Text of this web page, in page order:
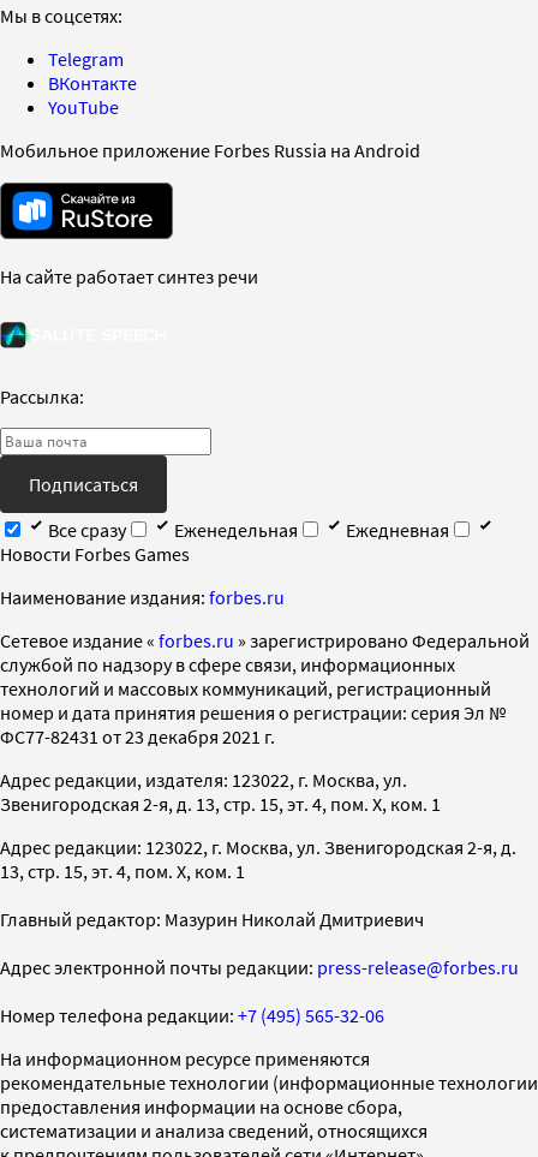
Мы в соцсетях:
Telegram
ВКонтакте
YouTube
Мобильное приложение Forbes Russia на Android
На сайте работает синтез речи
Рассылка:
Подписаться
Все сразу
Еженедельная
Ежедневная
Новости Forbes Games
Наименование издания: forbes.ru
Cетевое издание « forbes.ru » зарегистрировано Федеральной
службой по надзору в сфере связи, информационных
технологий и массовых коммуникаций, регистрационный
номер и дата принятия решения о регистрации: серия Эл №
ФС77-82431 от 23 декабря 2021 г.
Адрес редакции, издателя: 123022, г. Москва, ул.
Звенигородская 2-я, д. 13, стр. 15, эт. 4, пом. X, ком. 1
Адрес редакции: 123022, г. Москва, ул. Звенигородская 2-я, д.
13, стр. 15, эт. 4, пом. X, ком. 1
Главный редактор: Мазурин Николай Дмитриевич
Адрес электронной почты редакции: press-release@forbes.ru
Номер телефона редакции: +7 (495) 565-32-06
На информационном ресурсе применяются
рекомендательные технологии (информационные технологии
предоставления информации на основе сбора,
систематизации и анализа сведений, относящихся